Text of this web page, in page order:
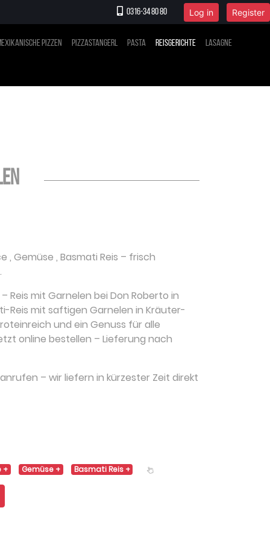
0316-34 80 80 Log in Register
Pizzen Pizzastangerl Pasta Reisgerichte Lasagne
, Gemüse , Basmati Reis – frisch
Reis mit Garnelen bei Don Roberto in
Reis mit saftigen Garnelen in Kräuter-
und ein Genuss für alle
online bestellen – Lieferung nach
– wir liefern in kürzester Zeit direkt
Gemüse Basmati Reis